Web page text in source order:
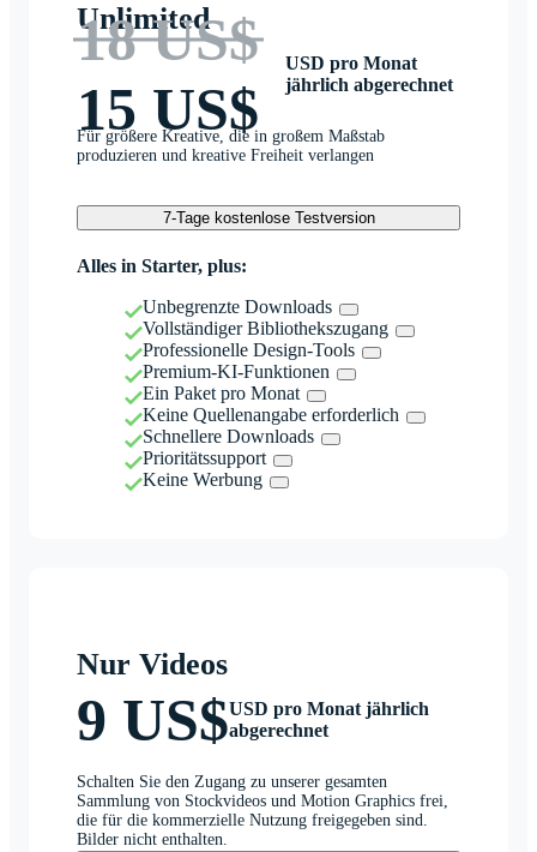
Unlimited
18 US$
15 US$
USD pro Monat
jährlich abgerechnet
Für größere Kreative, die in großem Maßstab
produzieren und kreative Freiheit verlangen
7-Tage kostenlose Testversion
Alles in Starter, plus:
Unbegrenzte Downloads
Vollständiger Bibliothekszugang
Professionelle Design-Tools
Premium-KI-Funktionen
Ein Paket pro Monat
Keine Quellenangabe erforderlich
Schnellere Downloads
Prioritätssupport
Keine Werbung
Nur Videos
9 US$USD pro Monat jährlich
abgerechnet
Schalten Sie den Zugang zu unserer gesamten
Sammlung von Stockvideos und Motion Graphics frei,
die für die kommerzielle Nutzung freigegeben sind.
Bilder nicht enthalten.